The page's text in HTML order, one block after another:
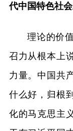
代中国特色社
理论的价
召力从根本上
力量。中国共
什么好，归根
化的马克思主